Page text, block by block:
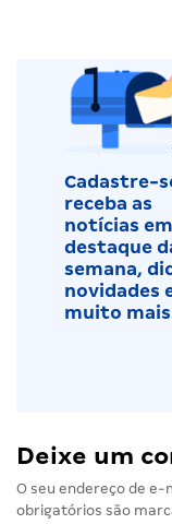
Cadastre-
receba as
notícias em
destaque
semana,
novidades
muito
Deixe um
O seu endereço de e-
obrigatórios são